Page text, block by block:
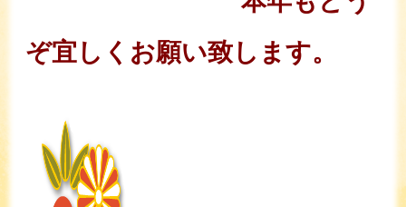
ぞ宜しくお願い致します。